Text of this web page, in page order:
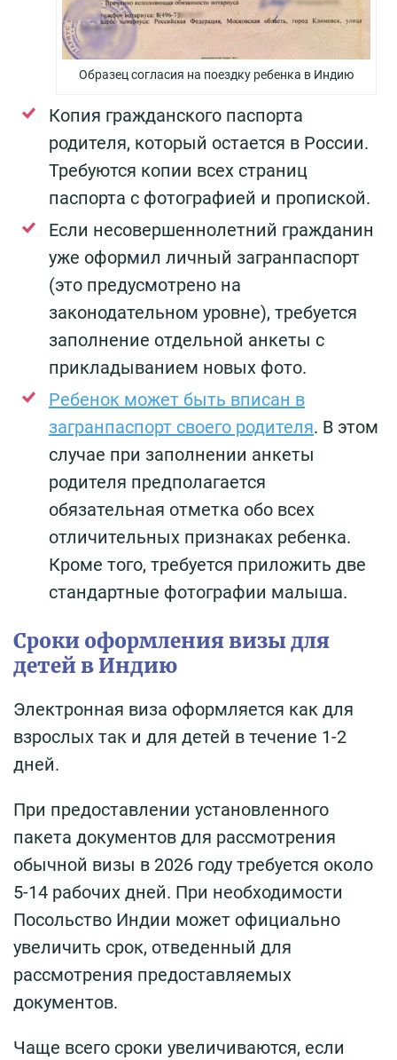
Образец согласия на поездку ребенка в Индию
Копия гражданского паспорта
родителя, который остается в России.
Требуются копии всех страниц
паспорта с фотографией и пропиской.
Если несовершеннолетний гражданин
уже оформил личный загранпаспорт
(это предусмотрено на
законодательном уровне), требуется
заполнение отдельной анкеты с
прикладыванием новых фото.
Ребенок может быть вписан в
загранпаспорт своего родителя. В этом
случае при заполнении анкеты
родителя предполагается
обязательная отметка обо всех
отличительных признаках ребенка.
Кроме того, требуется приложить две
стандартные фотографии малыша.
Сроки оформления визы для
детей в Индию
Электронная виза оформляется как для
взрослых так и для детей в течение 1-2
дней.
При предоставлении установленного
пакета документов для рассмотрения
обычной визы в 2026 году требуется около
5-14 рабочих дней. При необходимости
Посольство Индии может официально
увеличить срок, отведенный для
рассмотрения предоставляемых
документов.
Чаще всего сроки увеличиваются, если